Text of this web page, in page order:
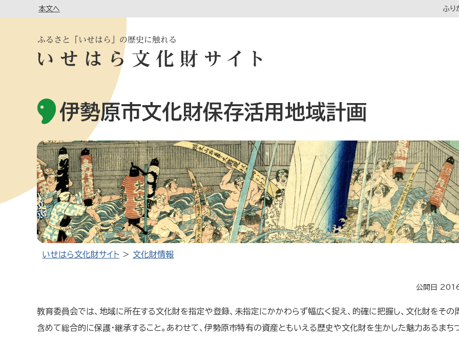
本文へ ふり
伊勢原市文化財保存活用地域計画
いせはら文化財サイト 文化財情報
公開日
教育委員会では、地域に所在する文化財を指定や登録、未指定にかかわらず幅広く捉え、的確に把握し、文化財をその
含めて総合的に保護・継承すること。あわせて、伊勢原市特有の資産ともいえる歴史や文化財を生かした魅力あるまち